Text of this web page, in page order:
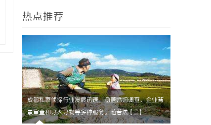
热点推荐
成都私家侦探行业发展迅速，涵盖婚姻调查、企业背
景审查和寻人寻物等多种服务。随着法【....】